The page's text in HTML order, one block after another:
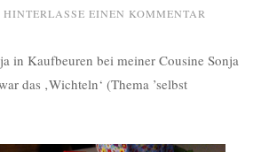
HINTERLASSE EINEN KOMMENTAR
in Kaufbeuren bei meiner Cousine Sonja
das ‚Wichteln‘ (Thema ’selbst